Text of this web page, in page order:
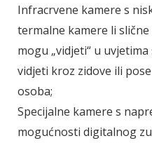
Infracrvene kamere s
termalne kamere li
mogu „vidjeti“ u
vidjeti kroz zidove ili
osoba;
Specijalne kamere s
mogućnosti digitalnog